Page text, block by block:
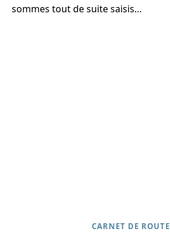
sommes tout de suite saisis…
CARNET DE ROUTE